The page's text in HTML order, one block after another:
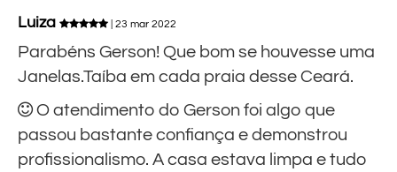
Luiza | 23 mar 2022
Parabéns Gerson! Que bom se houvesse uma
Janelas.Taíba em cada praia desse Ceará.
O atendimento do Gerson foi algo que
passou bastante confiança e demonstrou
profissionalismo. A casa estava limpa e tudo